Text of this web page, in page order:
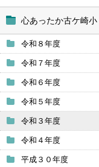
心あったか古ケ崎小
令和８年度
令和７年度
令和６年度
令和５年度
令和３年度
令和４年度
平成３０年度